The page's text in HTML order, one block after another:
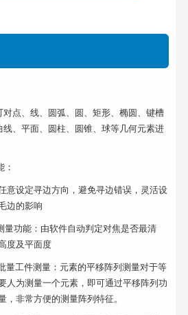
对点、线、圆弧、圆、矩形、椭圆、键槽
线、平面、圆柱、圆锥、球等几何元素进
意设定寻边方向，避免寻边错误，灵活设
边的影响
量功能：由软件自动判定对焦是否最清
度及平面度
量工件测量：元素的平移阵列测量对于等
人为测量一个元素，即可通过平移阵列功
，非常方便的测量阵列特征。